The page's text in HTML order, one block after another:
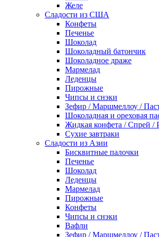
Желе
Сладости из США
Конфеты
Печенье
Шоколад
Шоколадный батончик
Шоколадное драже
Мармелад
Леденцы
Пирожные
Чипсы и снэки
Зефир / Маршмеллоу /
Шоколадная и ореховая
Жидкая конфета / Спрей /
Сухие завтраки
Сладости из Азии
Бисквитные палочки
Печенье
Шоколад
Леденцы
Мармелад
Пирожные
Конфеты
Чипсы и снэки
Вафли
Зефир / Маршмеллоу /